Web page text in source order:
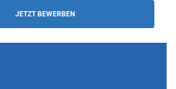
JETZT BEWERBEN